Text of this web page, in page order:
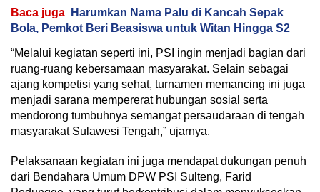
Baca juga
Harumkan Nama Palu di Kancah Sepak
Bola, Pemkot Beri Beasiswa untuk Witan Hingga S2
“Melalui kegiatan seperti ini, PSI ingin menjadi bagian dari
ruang-ruang kebersamaan masyarakat. Selain sebagai
ajang kompetisi yang sehat, turnamen memancing ini juga
menjadi sarana mempererat hubungan sosial serta
mendorong tumbuhnya semangat persaudaraan di tengah
masyarakat Sulawesi Tengah,” ujarnya.
Pelaksanaan kegiatan ini juga mendapat dukungan penuh
dari Bendahara Umum DPW PSI Sulteng, Farid